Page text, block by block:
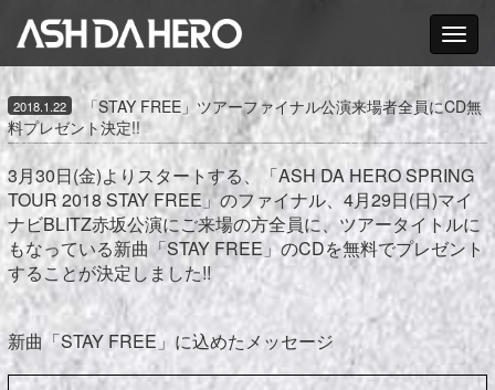
Toggle
2018.1.22
「STAY FREE」ツアーファイナル公演来場者全員にCD無
料プレゼント決定!!
3月30日(金)よりスタートする、「ASH DA HERO SPRING
TOUR 2018 STAY FREE」のファイナル、4月29日(日)マイ
ナビBLITZ赤坂公演にご来場の方全員に、ツアータイトルに
もなっている新曲「STAY FREE」のCDを無料でプレゼント
することが決定しました!!
新曲「STAY FREE」に込めたメッセージ